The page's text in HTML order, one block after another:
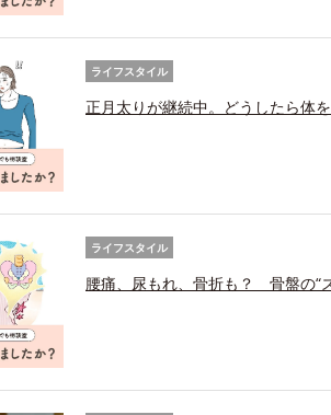
ライフスタイル
正月太りが継続中。どうしたら体
ライフスタイル
腰痛、尿もれ、骨折も？ 骨盤の“